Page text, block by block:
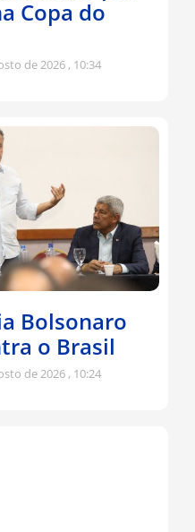
Copa do
de 2026 10:34
Bolsonaro
o Brasil
de 2026 10:24